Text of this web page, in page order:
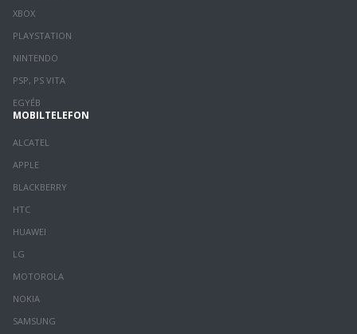
XBOX
PLAYSTATION
NINTENDO
PSP, PS VITA
EGYÉB
MOBILTELEFON
ALCATEL
APPLE
BLACKBERRY
HTC
HUAWEI
LG
MOTOROLA
NOKIA
SAMSUNG